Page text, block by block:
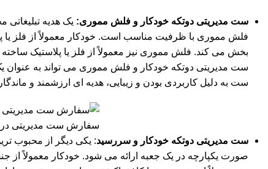
ست مدیریتی دوتکه خودکار و فلش مموری: یک هدیه
فلش مموری با ظرفیت مناسب است. خودکار معمولاً از فلز
بخش می کند. فلش مموری نیز معمولاً از فلز یا پلاستیک ساخته می شود و
ست مدیریتی دوتکه خودکار و فلش مموری می تواند به عنوان یک
ست به دلیل کاربردی بودن و زیبایی، هدیه ای ارزشمند و
سفارش ست مدیریتی در محمودآباد | 0 تا
ست مدیریتی دوتکه خودکار و سررسید: یکی دیگر از محبوب
صورت یکپارچه در یک جعبه ارائه می شود. خودکار معمولاً